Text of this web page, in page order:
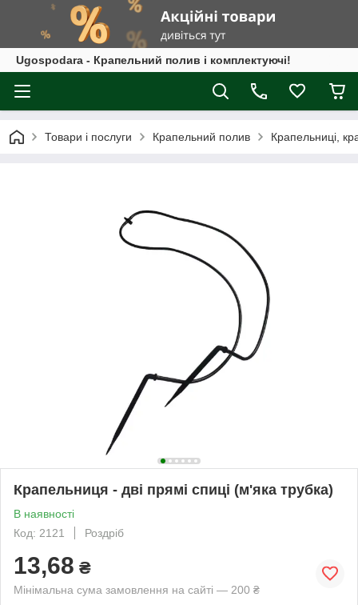
Ugospodara - Крапельний полив і комплектуючі!
Товари і послуги Крапельний полив Крапельниці,
Крапельниця - дві прямі спиці (м'яка трубка)
В наявності
Код: 2121
Роздріб
13,68 ₴
Мінімальна сума замовлення на сайті — 200 ₴